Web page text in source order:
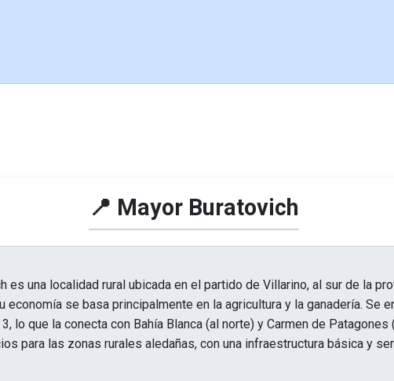
📍 Mayor Buratovich
es una localidad rural ubicada en el partido de Villarino, al sur de la
economía se basa principalmente en la agricultura y la ganadería. Se
lo que la conecta con Bahía Blanca (al norte) y Carmen de Patagones
para las zonas rurales aledañas, con una infraestructura básica y